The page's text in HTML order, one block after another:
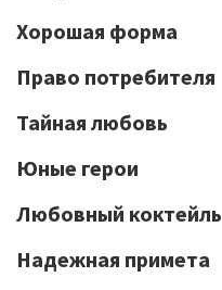
Хорошая форма
Право потребителя
Тайная любовь
Юные герои
Любовный коктейль
Надежная примета